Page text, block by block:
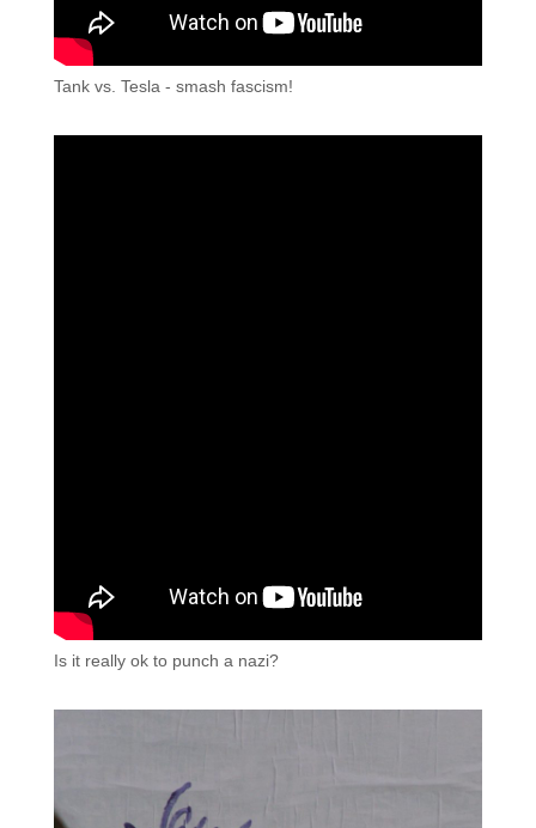
Tank vs. Tesla - smash fascism!
Is it really ok to punch a nazi?